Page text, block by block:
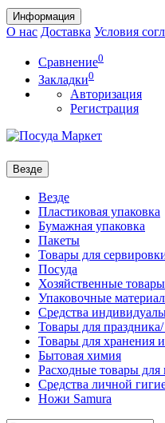
Информация
О нас Доставка Условия
Сравнение0
Закладки0
Авторизация
Регистрация
Везде
Везде
Пластиковая упаковка
Бумажная упаковка
Пакеты
Товары для
Посуда
Хозяйственные товары
Упаковочные
Средства
Товары для
Товары для хранения
Бытовая химия
Расходные товары для
Средства личной
Ножи Samura